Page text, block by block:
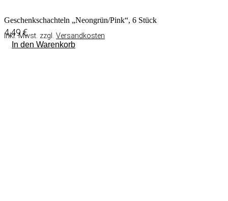
Geschenkschachteln „Neongrün/Pink“, 6 Stück
4,49€
inkl. Mwst. zzgl. Versandkosten
In den Warenkorb